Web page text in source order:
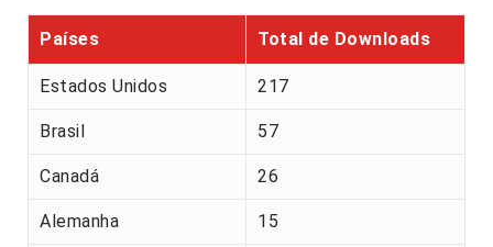
Países Total de Downloads
Estados Unidos 217
Brasil 57
Canadá 26
Alemanha 15